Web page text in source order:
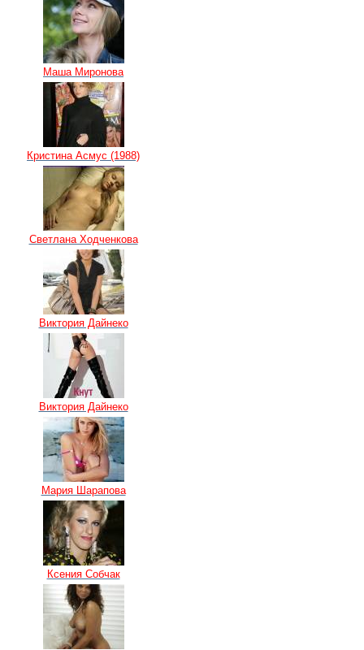
Маша Миронова
Кристина Асмус (1988)
Светлана Ходченкова
Виктория Дайнеко
Виктория Дайнеко
Мария Шарапова
Ксения Собчак